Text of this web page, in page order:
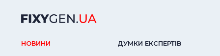
НОВИНИ ДУМКИ ЕКСПЕРТIВ